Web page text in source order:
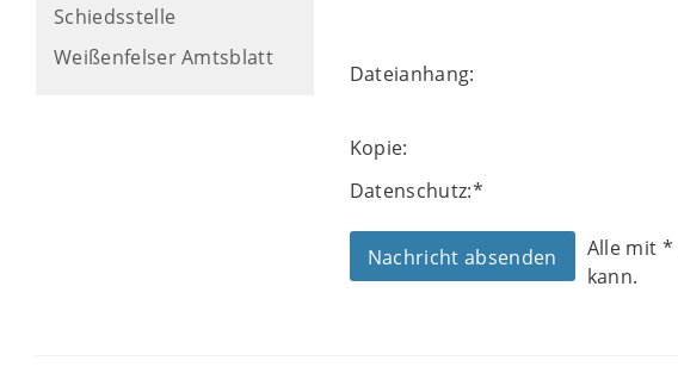
Schiedsstelle
Weißenfelser Amtsblatt
Dateianhang:
Kopie:
Datenschutz:*
Alle mit *
kann.